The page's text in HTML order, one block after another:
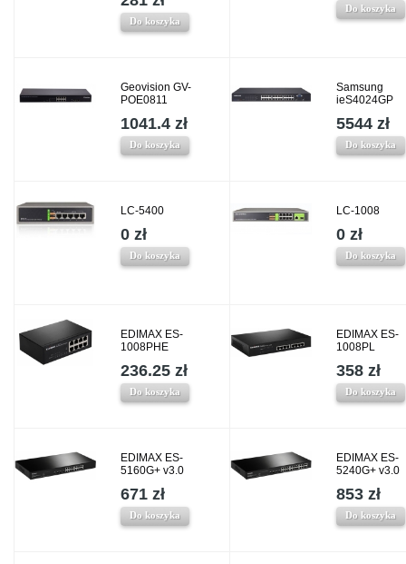
Do koszyka
Do koszyka
Geovision GV-
POE0811
1041.4 zł
Do koszyka
Samsung
ieS4024GP
5544 zł
Do koszyka
LC-5400
0 zł
Do koszyka
LC-1008
0 zł
Do koszyka
EDIMAX ES-
1008PHE
236.25 zł
Do koszyka
EDIMAX ES-
1008PL
358 zł
Do koszyka
EDIMAX ES-
5160G+ v3.0
671 zł
Do koszyka
EDIMAX ES-
5240G+ v3.0
853 zł
Do koszyka